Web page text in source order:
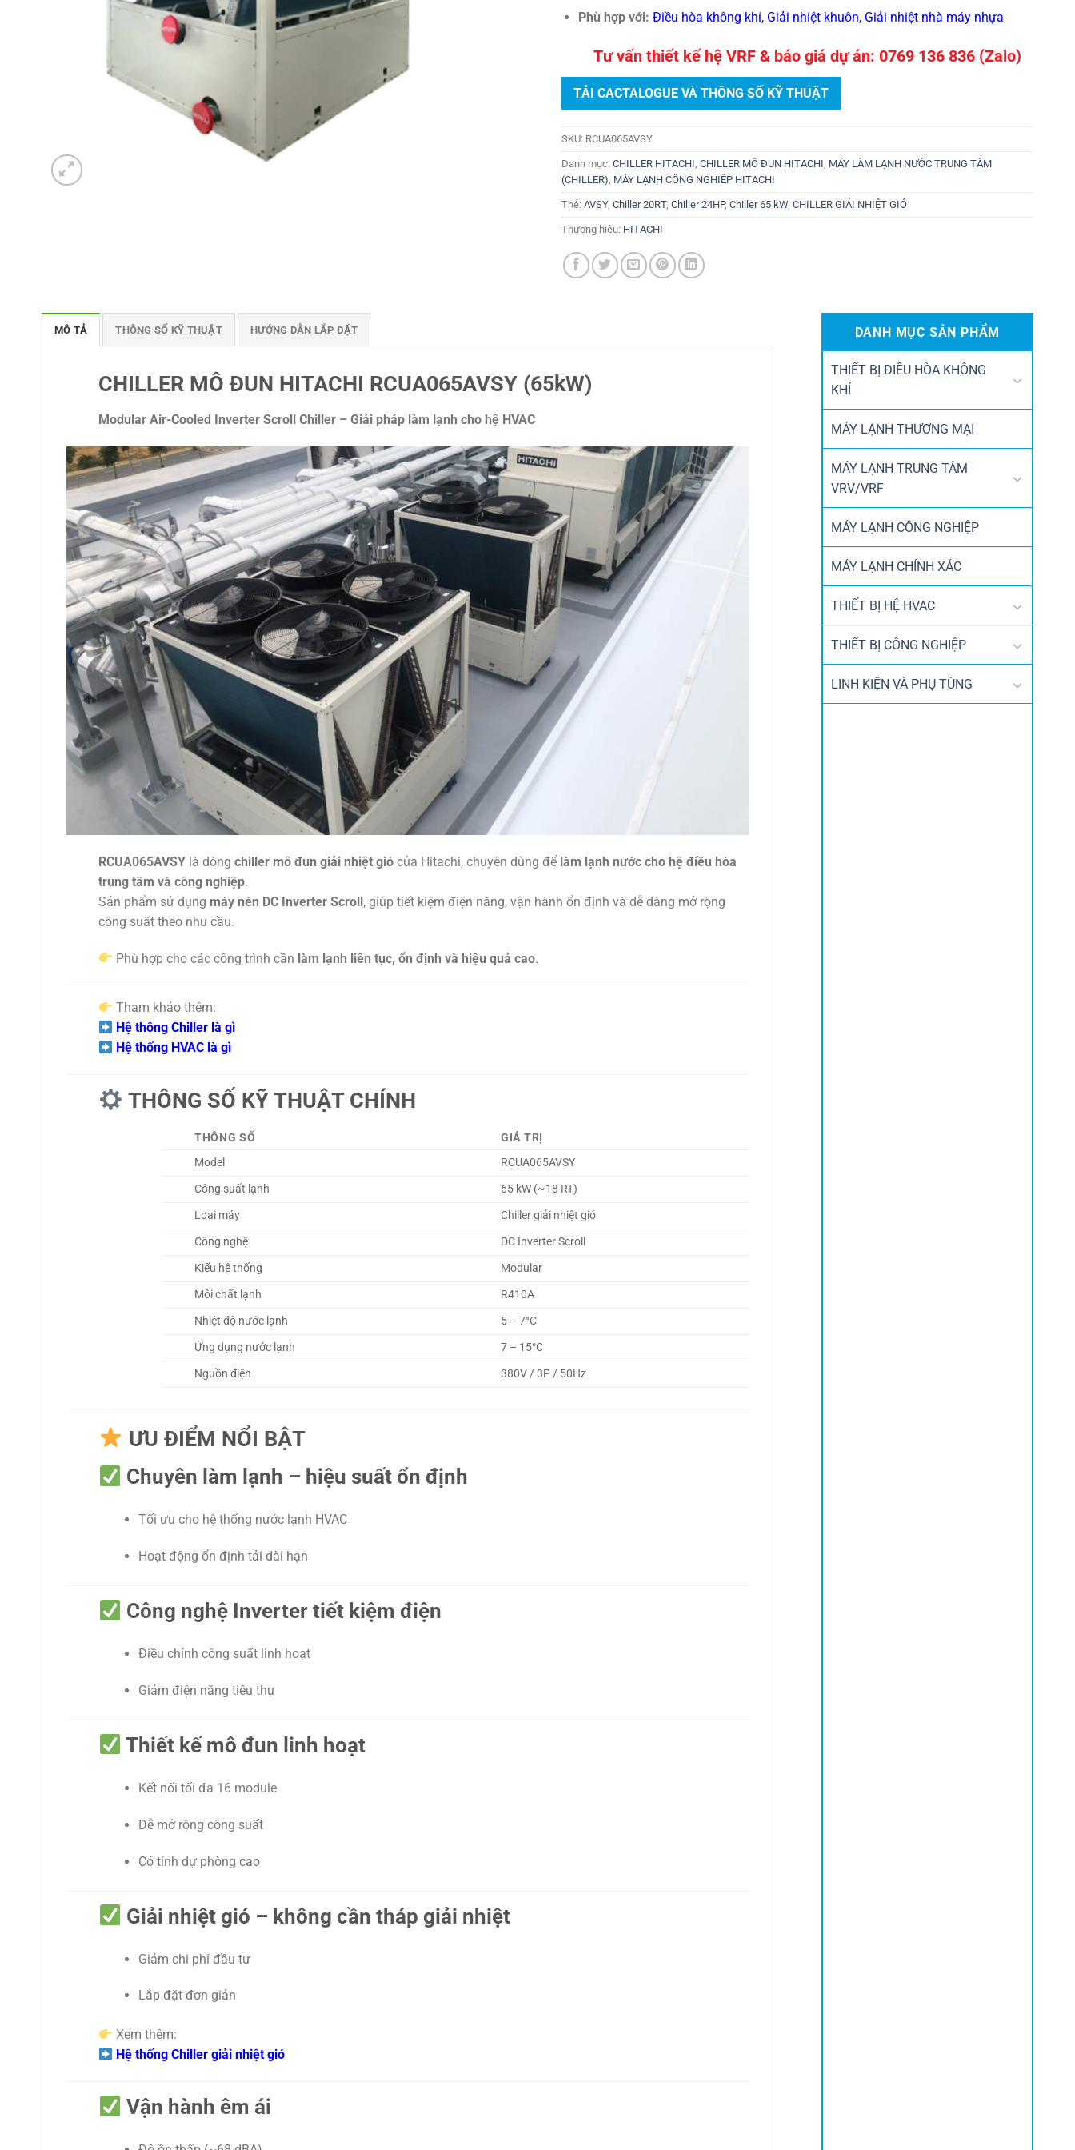
Phù hợp với: Điều hòa không khí, Giải nhiệt khuôn, Giải nhiệt nhà máy nhựa
Tư vấn thiết kế hệ VRF & báo giá dự án: 0769 136 836 (Zalo)
TẢI CACTALOGUE VÀ THÔNG SỐ KỸ THUẬT
SKU: RCUA065AVSY
Danh mục: CHILLER HITACHI, CHILLER MÔ ĐUN HITACHI, MÁY LÀM LẠNH NƯỚC TRUNG TÂM
(CHILLER), MÁY LẠNH CÔNG NGHIÊP HITACHI
Thẻ: AVSY, Chiller 20RT, Chiller 24HP, Chiller 65 kW, CHILLER GIẢI NHIỆT GIÓ
Thương hiệu: HITACHI
MÔ TẢ THÔNG SỐ KỸ THUẬT HƯỚNG DẪN LẮP ĐẶT
CHILLER MÔ ĐUN HITACHI RCUA065AVSY (65kW)
Modular Air-Cooled Inverter Scroll Chiller – Giải pháp làm lạnh cho hệ HVAC
RCUA065AVSY là dòng chiller mô đun giải nhiệt gió của Hitachi, chuyên dùng để làm lạnh nước cho hệ điều hòa
trung tâm và công nghiệp.
Sản phẩm sử dụng máy nén DC Inverter Scroll, giúp tiết kiệm điện năng, vận hành ổn định và dễ dàng mở rộng
công suất theo nhu cầu.
Phù hợp cho các công trình cần làm lạnh liên tục, ổn định và hiệu quả cao.
Tham khảo thêm:
Hệ thông Chiller là gì
Hệ thống HVAC là gì
THÔNG SỐ KỸ THUẬT CHÍNH
THÔNG SỐ
GIÁ TRỊ
Model
RCUA065AVSY
Công suất lạnh
65 kW (~18 RT)
Loại máy
Chiller giải nhiệt gió
Công nghệ
DC Inverter Scroll
Kiểu hệ thống
Modular
Môi chất lạnh
R410A
Nhiệt độ nước lạnh
5 – 7°C
Ứng dụng nước lạnh
7 – 15°C
Nguồn điện
380V / 3P / 50Hz
ƯU ĐIỂM NỔI BẬT
Chuyên làm lạnh – hiệu suất ổn định
Tối ưu cho hệ thống nước lạnh HVAC
Hoạt động ổn định tải dài hạn
Công nghệ Inverter tiết kiệm điện
Điều chỉnh công suất linh hoạt
Giảm điện năng tiêu thụ
Thiết kế mô đun linh hoạt
Kết nối tối đa 16 module
Dễ mở rộng công suất
Có tính dự phòng cao
Giải nhiệt gió – không cần tháp giải nhiệt
Giảm chi phí đầu tư
Lắp đặt đơn giản
Xem thêm:
Hệ thống Chiller giải nhiệt gió
Vận hành êm ái
DANH MỤC SẢN PHẨM
THIẾT BỊ ĐIỀU HÒA KHÔNG
KHÍ
MÁY LẠNH THƯƠNG MẠI
MÁY LẠNH TRUNG TÂM
VRV/VRF
MÁY LẠNH CÔNG NGHIỆP
MÁY LẠNH CHÍNH XÁC
THIẾT BỊ HỆ HVAC
THIẾT BỊ CÔNG NGHIỆP
LINH KIỆN VÀ PHỤ TÙNG